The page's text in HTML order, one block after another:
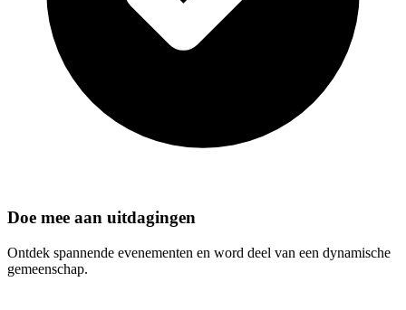
Doe mee aan uitdagingen
Ontdek spannende evenementen en word deel van een dynamische
gemeenschap.